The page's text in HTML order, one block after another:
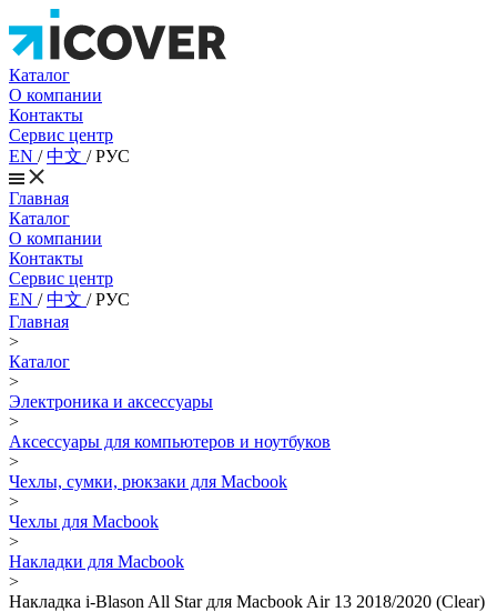
Каталог
О компании
Контакты
Сервис центр
EN /中文 /РУС
Главная
Каталог
О компании
Контакты
Сервис центр
EN /中文 /РУС
Главная
>
Каталог
>
Электроника и аксессуары
>
Аксессуары для компьютеров и ноутбуков
>
Чехлы, сумки, рюкзаки для Macbook
>
Чехлы для Macbook
>
Накладки для Macbook
>
Накладка i-Blason All Star для Macbook Air 13 2018/2020 (Clear)